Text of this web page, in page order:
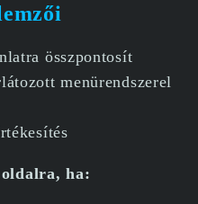
összpontosít
menürendszerel
oldalra, ha: